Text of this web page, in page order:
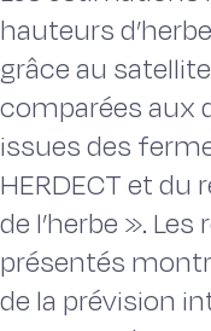
hauteurs
grâce au
comparées aux
issues des
HERDECT et du
de l’herbe ».
présentés
de la prévision